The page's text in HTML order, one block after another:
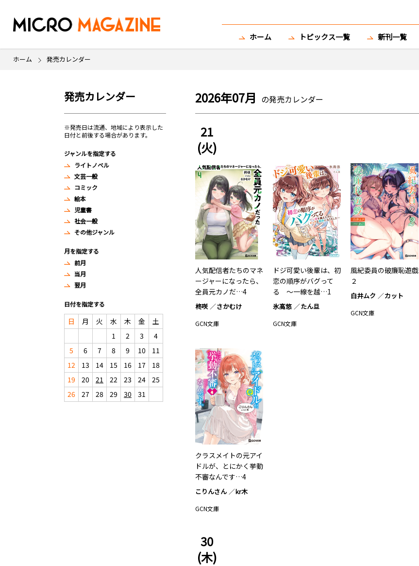
ホーム トピックス一覧 新刊一覧
ホーム 発売カレンダー
発売カレンダー
※発売日は流通、地域により表示した
日付と前後する場合があります。
ジャンルを指定する
ライトノベル
文芸一般
コミック
絵本
児童書
社会一般
その他ジャンル
月を指定する
前月
当月
翌月
日付を指定する
日 月 火 水 木 金
土
1
2 3
4
5
6 7 8 9 10
11
12
13 14 15 16 17
18
19
20 21 22 23 24
25
26
27 28 29 30 31
2026年07月 の発売カレンダー
21
(火)
人気配信者たちのマネ
ージャーになったら、
全員元カノだ…4
柊咲 さかむけ
GCN文庫
ドジ可愛い後輩は、初
恋の順序がバグって
る ～一線を越…1
氷高悠 たん旦
GCN文庫
風紀委員の破廉恥遊戯
２
白井ムク カット
GCN文庫
クラスメイトの元アイ
ドルが、とにかく挙動
不審なんです…4
こりんさん kr木
GCN文庫
30
(木)